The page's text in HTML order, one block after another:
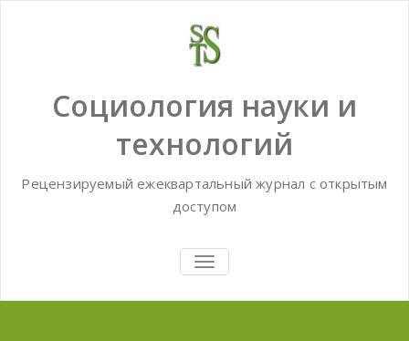
Социология науки и
технологий
Рецензируемый ежеквартальный журнал с открытым
доступом
TOGGLE
NAVIGATION